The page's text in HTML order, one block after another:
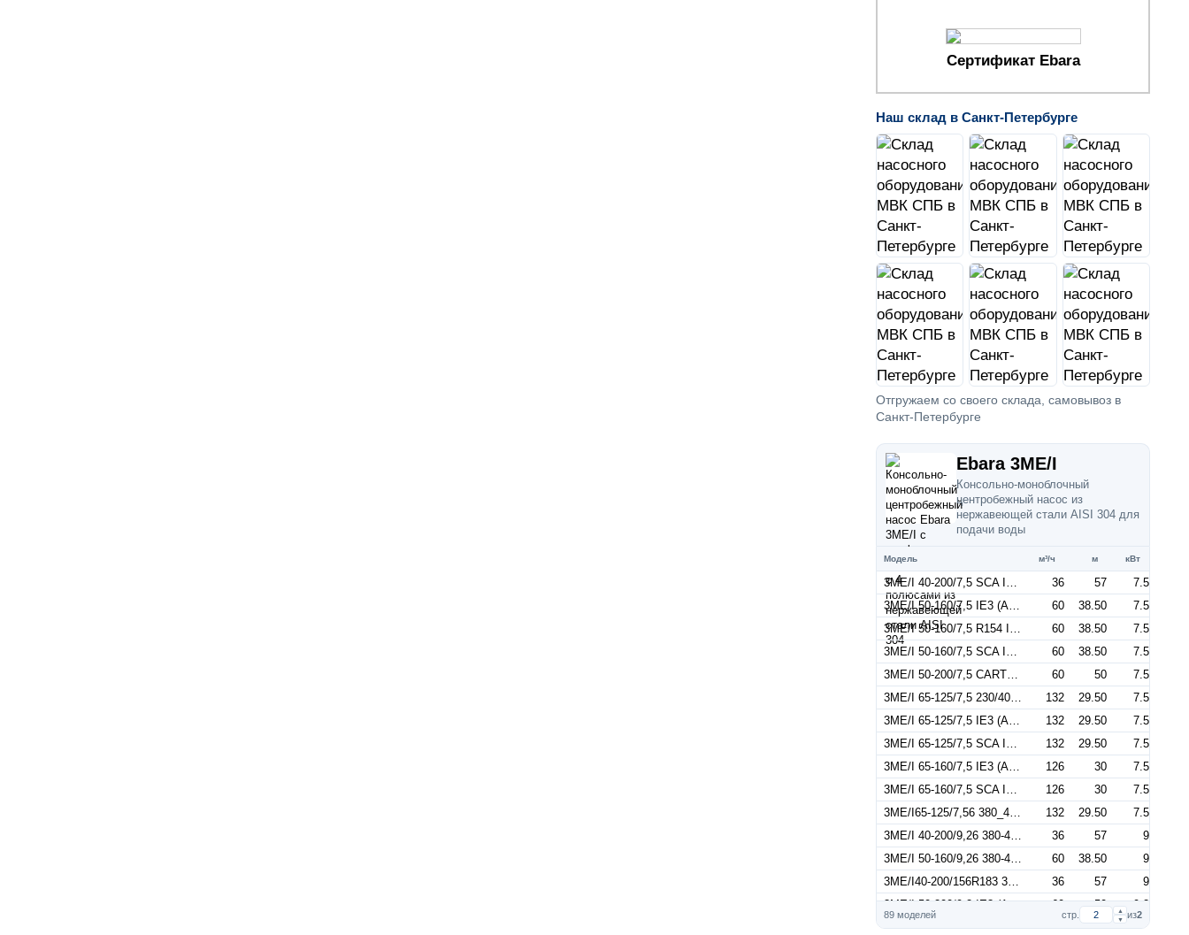
Сертификат Ebara
Наш склад в Санкт-Петербурге
Отгружаем со своего склада, самовывоз в
Санкт-Петербурге
Ebara 3ME/I
Консольно-моноблочный
центробежный насос из
нержавеющей стали AISI 304 для
подачи воды
Модель м³/ч м кВт
3ME/I 40-200/7,5 SCA IE3 (Артикул 1330906704I) 36 57
7.5
3ME/I 50-160/7,5 IE3 (Артикул 1330896606I)
60 38.50
7.5
3ME/I 50-160/7,5 R154 IE3 (Артикул 1330896806I)
60 38.50
7.5
3ME/I 50-160/7,5 SCA IE3 (Артикул 1330896706I)
60 38.50
7.5
3ME/I 50-200/7,5 CARTER IE3 (Артикул 1330890206I)
60 50
7.5
3ME/I 65-125/7,5 230/400_50 IE3 (Артикул 1344146606I)
132 29.50
7.5
3ME/I 65-125/7,5 IE3 (Артикул 1344146604I)
132 29.50
7.5
3ME/I 65-125/7,5 SCA IE3 (Артикул 1344146804I)
132 29.50
7.5
3ME/I 65-160/7,5 IE3 (Артикул 1345146604I)
126 30
7.5
3ME/I 65-160/7,5 SCA IE3 (Артикул 1345146704I)
126 30
7.5
3ME/I65-125/7,56 380_460/660SCA (Артикул 1344146610I)
132 29.50
7.5
3ME/I 40-200/9,26 380-460/660 SCA (Артикул 1330166516I)
36 57
9
3ME/I 50-160/9,26 380-460/660 SCA (Артикул 1330266616I)
60 38.50
9
3ME/I40-200/156R183 380-460/660S (Артикул 1330176216I)
36 57
9
3ME/I 50-200/9,2 IE3 (Артикул 1330976606I)
60 50
9.2
3ME/I 50-200/9,2 SCA IE3 (Артикул 1330976706I)
60 50
9.2
89 моделей стр.
▲
▼
из2